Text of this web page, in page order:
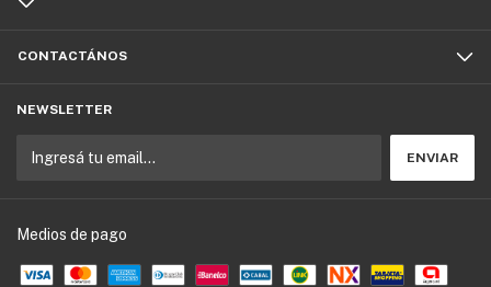
CONTACTÁNOS
NEWSLETTER
Medios de pago